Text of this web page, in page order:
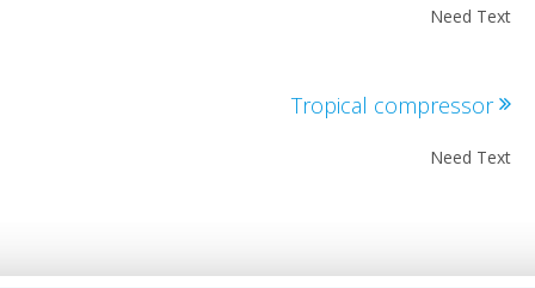
Need
Tropical
Need